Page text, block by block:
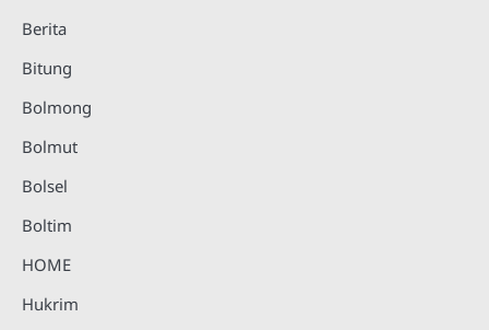
Berita
Bitung
Bolmong
Bolmut
Bolsel
Boltim
HOME
Hukrim